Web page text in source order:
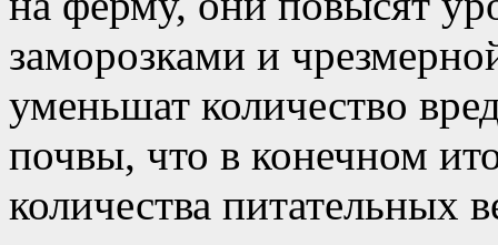
заморозками и
уменьшат количество
почвы, что в конечном
количества питательных